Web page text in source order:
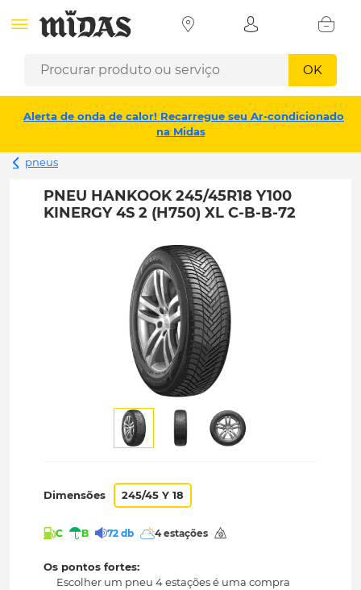
OK
Alerta de onda de calor! Recarregue seu Ar-condicionado
na Midas
pneus
PNEU HANKOOK 245/45R18 Y100
KINERGY 4S 2 (H750) XL C-B-B-72
Dimensões 245/45 Y 18
C B 72 db 4 estações
Os pontos fortes:
Escolher um pneu 4 estações é uma compra